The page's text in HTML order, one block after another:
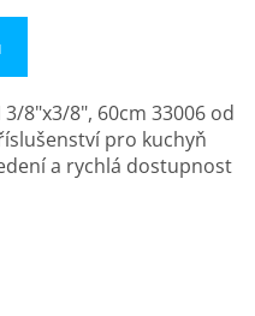
8"x3/8", 60cm 33006 od
pro kuchyň
a rychlá dostupnost